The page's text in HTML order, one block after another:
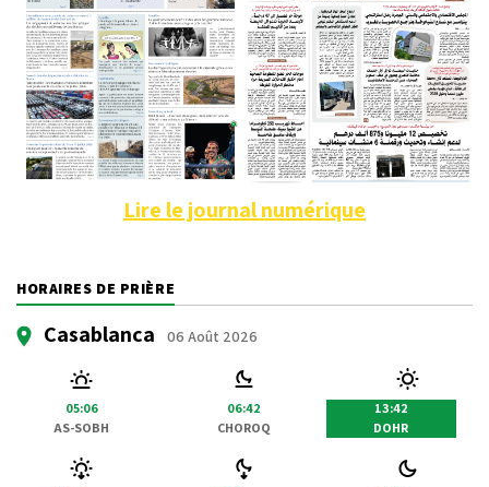
Lire le journal numérique
HORAIRES DE PRIÈRE
Casablanca 06 Août 2026
05:06
AS-SOBH
06:42
CHOROQ
13:42
DOHR